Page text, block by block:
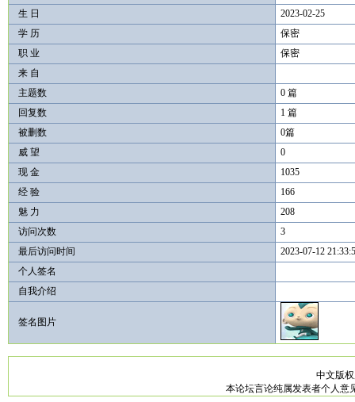
生 日
2023-02-25
学 历
保密
职 业
保密
来 自
主题数
0 篇
回复数
1 篇
被删数
0篇
威 望
0
现 金
1035
经 验
166
魅 力
208
访问次数
3
最后访问时间
2023-07-12
个人签名
自我介绍
签名图片
中文版
本论坛言论纯属发表者个人意